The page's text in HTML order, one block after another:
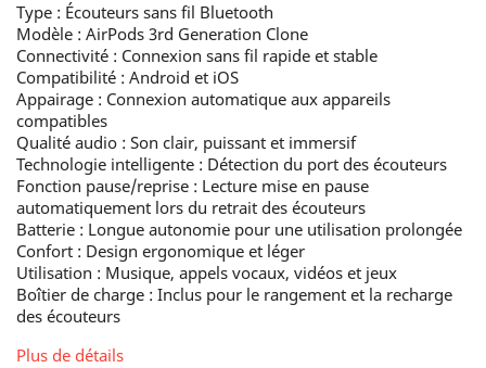
Type : Écouteurs sans fil Bluetooth
Modèle : AirPods 3rd Generation Clone
Connectivité : Connexion sans fil rapide et stable
Compatibilité : Android et iOS
Appairage : Connexion automatique aux appareils
compatibles
Qualité audio : Son clair, puissant et immersif
Technologie intelligente : Détection du port des écouteurs
Fonction pause/reprise : Lecture mise en pause
automatiquement lors du retrait des écouteurs
Batterie : Longue autonomie pour une utilisation prolongée
Confort : Design ergonomique et léger
Utilisation : Musique, appels vocaux, vidéos et jeux
Boîtier de charge : Inclus pour le rangement et la recharge
des écouteurs
Plus de détails